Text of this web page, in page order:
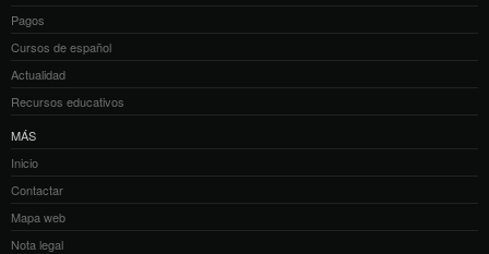
Pagos
Cursos de español
Actualidad
Recursos educativos
MÁS
Inicio
Contactar
Mapa web
Nota legal